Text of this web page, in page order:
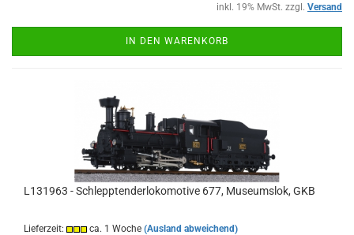
inkl. 19% MwSt. zzgl. Versand
IN DEN WARENKORB
L131963 - Schlepptenderlokomotive 677, Museumslok, GKB
Lieferzeit: ca. 1 Woche (Ausland abweichend)